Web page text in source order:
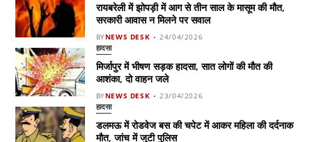
रायबरेली में झोपड़ी में आग से तीन साल के मासूम की मौत,
सरकारी आवास न मिलने पर सवाल
BYNEWS DESK 24/04/2026
हादसा
मिर्जापुर में भीषण सड़क हादसा, सात लोगों की मौत की
आशंका, दो वाहन जले
BYNEWS DESK 23/04/2026
हादसा
डलमऊ में रोडवेज बस की चपेट में आकर महिला की दर्दनाक
मौत, जांच में जुटी पुलिस